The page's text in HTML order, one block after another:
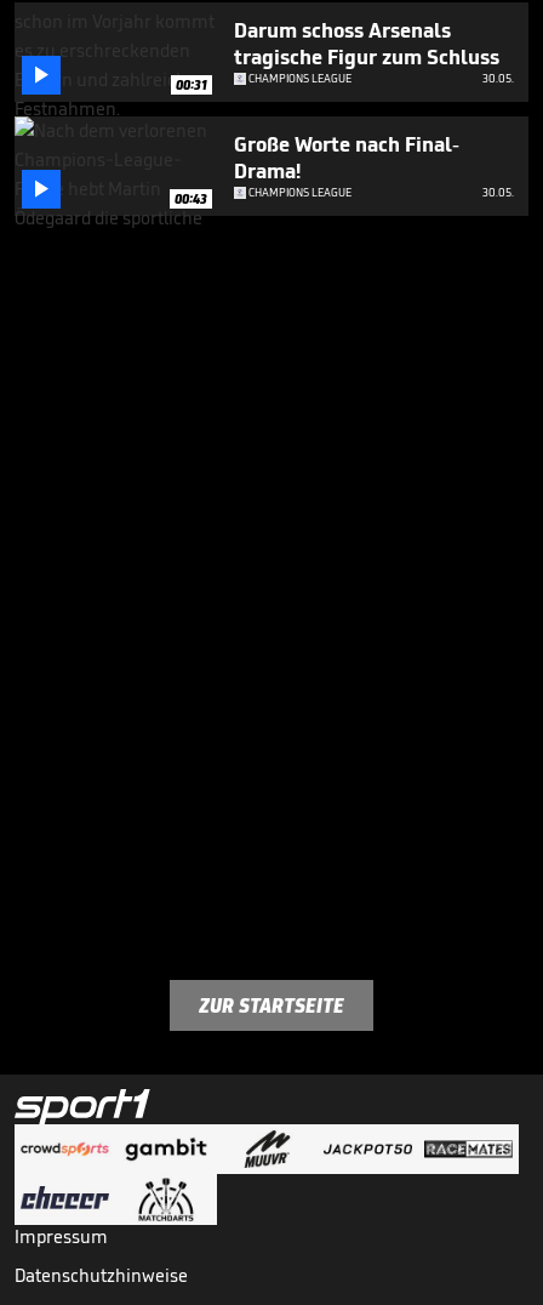
 00:31
Darum schoss Arsenals
tragische Figur zum Schluss
CHAMPIONS LEAGUE 30.05.
 00:43
Große Worte nach Final-
Drama!
CHAMPIONS LEAGUE 30.05.
ZUR STARTSEITE
Impressum
Datenschutzhinweise